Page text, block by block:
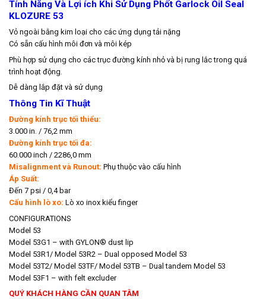
Tính Năng Và Lợi ích Khi Sử Dụng Phốt Garlock Oil Seal
KLOZURE 53
Vỏ ngoài bằng kim loại cho các ứng dụng tải nặng
Có sẵn cấu hình môi đơn và môi kép
Phù hợp sử dụng cho các trục đường kính nhỏ và bị rung lắc trong quá
trình hoạt động.
Dễ dàng lắp đặt và sử dụng
Thông Tin Kĩ Thuật
Đường kính trục tối thiểu:
3.000 in. / 76,2 mm
Đường kính trục tối đa:
60.000 inch / 2286,0 mm
Misalignment và Runout: Phụ thuộc vào cấu hình
Áp Suất:
Đến 7 psi / 0,4 bar
Cấu hình lò xo: Lò xo inox kiểu finger
CONFIGURATIONS
Model 53
Model 53G1 – with GYLON® dust lip
Model 53R1/ Model 53R2 – Dual opposed Model 53
Model 53T2/ Model 53TF/ Model 53TB – Dual tandem Model 53
Model 53F1 – with felt excluder
QUÝ KHÁCH HÀNG CẦN QUAN TÂM